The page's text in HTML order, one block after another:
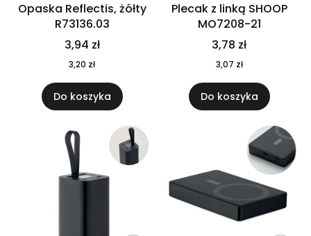
Opaska Reflectis, żółty
R73136.03
3,94 zł
3,20 zł
Do koszyka
Plecak z linką SHOOP
MO7208-21
3,78 zł
3,07 zł
Do koszyka